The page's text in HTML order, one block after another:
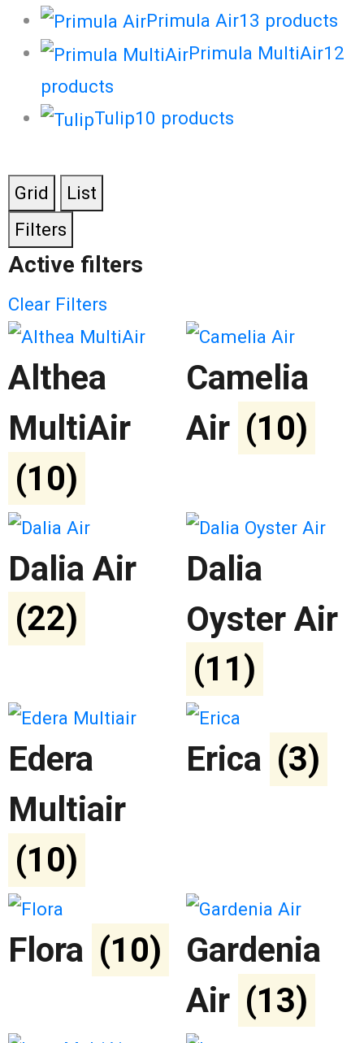
Primula Air13 products
Primula MultiAir12
products
Tulip10 products
Grid
List
Filters
Active filters
Clear Filters
Althea
MultiAir
(10)
Camelia
Air (10)
Dalia Air
(22)
Dalia
Oyster Air
(11)
Edera
Multiair
(10)
Erica (3)
Flora (10)
Gardenia
Air (13)